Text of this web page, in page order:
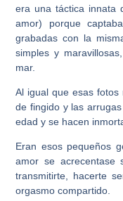
era una táctica innata
amor) porque
grabadas con la
simples y
mar.
Al igual que esas
de fingido y las
edad y se hacen
Eran esos pequeños
amor se acrecentase
transmitirte, hacerte
orgasmo compartido.